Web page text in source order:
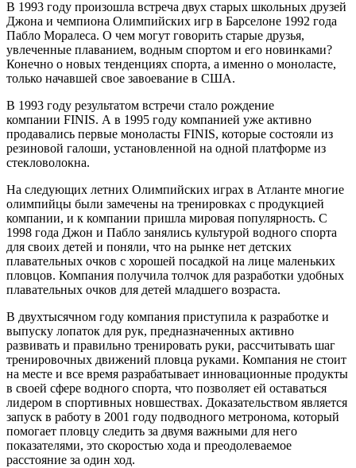
В 1993 году произошла встреча двух старых школьных друзей
Джона и чемпиона Олимпийских игр в Барселоне 1992 года
Пабло Моралеса. О чем могут говорить старые друзья,
увлеченные плаванием, водным спортом и его новинками?
Конечно о новых тенденциях спорта, а именно о моноласте,
только начавшей свое завоевание в США.
В 1993 году результатом встречи стало рождение
компании FINIS. А в 1995 году компанией уже активно
продавались первые моноласты FINIS, которые состояли из
резиновой галоши, установленной на одной платформе из
стекловолокна.
На следующих летних Олимпийских играх в Атланте многие
олимпийцы были замечены на тренировках с продукцией
компании, и к компании пришла мировая популярность. С
1998 года Джон и Пабло занялись культурой водного спорта
для своих детей и поняли, что на рынке нет детских
плавательных очков с хорошей посадкой на лице маленьких
пловцов. Компания получила толчок для разработки удобных
плавательных очков для детей младшего возраста.
В двухтысячном году компания приступила к разработке и
выпуску лопаток для рук, предназначенных активно
развивать и правильно тренировать руки, рассчитывать шаг
тренировочных движений пловца руками. Компания не стоит
на месте и все время разрабатывает инновационные продукты
в своей сфере водного спорта, что позволяет ей оставаться
лидером в спортивных новшествах. Доказательством является
запуск в работу в 2001 году подводного метронома, который
помогает пловцу следить за двумя важными для него
показателями, это скоростью хода и преодолеваемое
расстояние за один ход.